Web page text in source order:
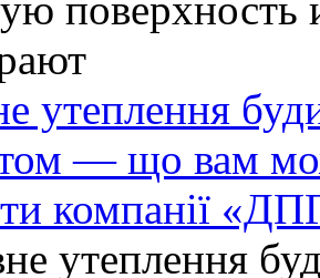
утеплення
— що вам
компанії